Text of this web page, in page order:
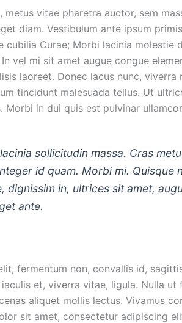
metus vitae pharetra auctor, sem
diam. Vestibulum ante ipsum
cubilia Curae; Morbi lacinia molestie
vel mi sit amet augue congue
laoreet. Donec lacus nunc, viverra
tincidunt malesuada tellus. Ut
Morbi in dui quis est pulvinar
sollicitudin massa. Cras
id quam. Morbi mi. Quisque
dignissim in, ultrices sit amet,
ante.
fermentum non, convallis id,
et, viverra vitae, ligula. Nulla ut
aliquet mollis lectus. Vivamus
sit amet, consectetur adipiscing